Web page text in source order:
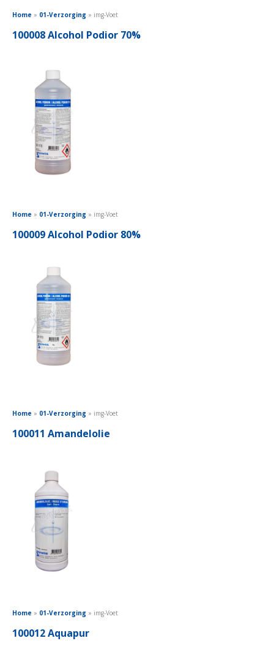
Home » 01-Verzorging » img-Voet
100008 Alcohol Podior 70%
Home » 01-Verzorging » img-Voet
100009 Alcohol Podior 80%
Home » 01-Verzorging » img-Voet
100011 Amandelolie
Home » 01-Verzorging » img-Voet
100012 Aquapur